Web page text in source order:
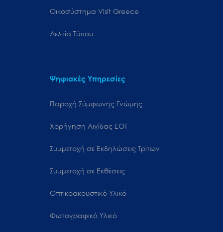
Oικοσύστημα Visit Greece
Δελτία Τύπου
Ψηφιακές Υπηρεσίες
Παροχή Σύμφωνης Γνώμης
Χορήγηση Αιγίδας ΕΟΤ
Συμμετοχή σε Εκδηλώσεις Τρίτων
Συμμετοχή σε Εκθέσεις
Οπτικοακουστικό Υλικό
Φωτογραφικό Υλικό